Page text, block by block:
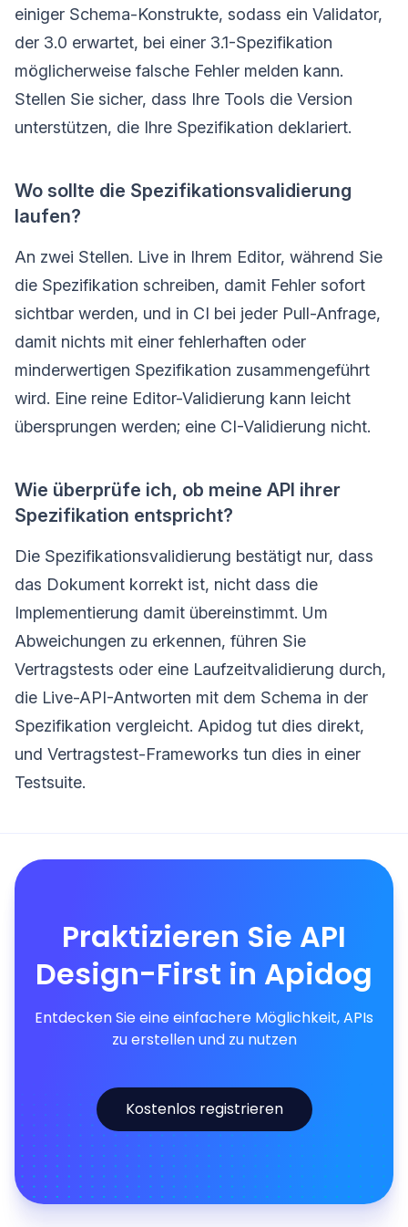
einiger Schema-Konstrukte, sodass ein Validator,
der 3.0 erwartet, bei einer 3.1-Spezifikation
möglicherweise falsche Fehler melden kann.
Stellen Sie sicher, dass Ihre Tools die Version
unterstützen, die Ihre Spezifikation deklariert.
Wo sollte die Spezifikationsvalidierung
laufen?
An zwei Stellen. Live in Ihrem Editor, während Sie
die Spezifikation schreiben, damit Fehler sofort
sichtbar werden, und in CI bei jeder Pull-Anfrage,
damit nichts mit einer fehlerhaften oder
minderwertigen Spezifikation zusammengeführt
wird. Eine reine Editor-Validierung kann leicht
übersprungen werden; eine CI-Validierung nicht.
Wie überprüfe ich, ob meine API ihrer
Spezifikation entspricht?
Die Spezifikationsvalidierung bestätigt nur, dass
das Dokument korrekt ist, nicht dass die
Implementierung damit übereinstimmt. Um
Abweichungen zu erkennen, führen Sie
Vertragstests oder eine Laufzeitvalidierung durch,
die Live-API-Antworten mit dem Schema in der
Spezifikation vergleicht. Apidog tut dies direkt,
und Vertragstest-Frameworks tun dies in einer
Testsuite.
Praktizieren Sie API
Design-First in Apidog
Entdecken Sie eine einfachere Möglichkeit, APIs
zu erstellen und zu nutzen
Kostenlos registrieren